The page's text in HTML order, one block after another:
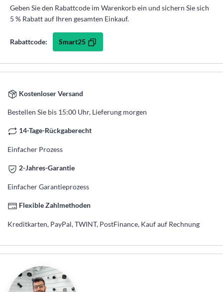
Geben Sie den Rabattcode im Warenkorb ein und sichern Sie sich
5 % Rabatt auf Ihren gesamten Einkauf.
Rabattcode: Smart25
Kostenloser Versand
Bestellen Sie bis 15:00 Uhr, Lieferung morgen
14-Tage-Rückgaberecht
Einfacher Prozess
2-Jahres-Garantie
Einfacher Garantieprozess
Flexible Zahlmethoden
Kreditkarten, PayPal, TWINT, PostFinance, Kauf auf Rechnung